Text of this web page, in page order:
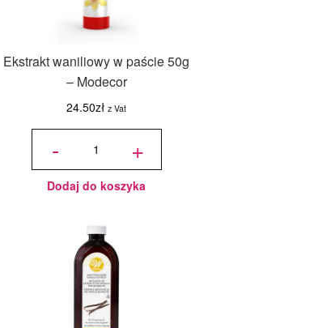
Ekstrakt waniliowy w paście 50g
– Modecor
24.50zł z Vat
-
ilość
w paście
50g - +
Dodaj do koszyka